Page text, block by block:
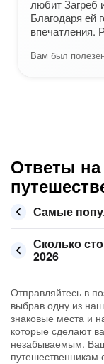
любит Загреб
Благодаря ей
впечатления.
Вам был
Ответы
Самые
Сколько
2026
Отправляйтесь в
выбрав одну из
знаковые места и
которые сделают
незабываемым.
путешественникам